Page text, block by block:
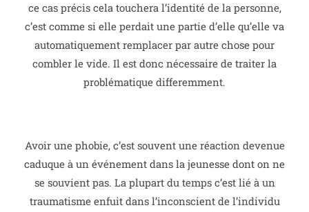
ce cas précis cela touchera l’identité de la personne,
c’est comme si elle perdait une partie d’elle qu’elle va
automatiquement remplacer par autre chose pour
combler le vide. Il est donc nécessaire de traiter la
problématique differemment.
Avoir une phobie, c’est souvent une réaction devenue
caduque à un événement dans la jeunesse dont on ne
se souvient pas. La plupart du temps c’est lié à un
traumatisme enfuit dans l’inconscient de l’individu